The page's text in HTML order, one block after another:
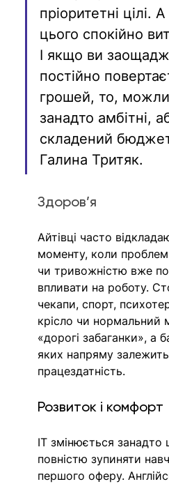
пріоритетні цілі.
цього спокійно
І якщо ви
постійно
грошей, то,
занадто амбітні,
складений
Галина Тритяк.
Здоров’я
Айтівці часто
моменту, коли
чи тривожністю вже
впливати на роботу.
чекапи, спорт,
крісло чи
«дорогі забаганки», а
яких напряму залежить
працездатність.
Розвиток і комфорт
IT змінюється
повністю зупиняти
першого оферу.